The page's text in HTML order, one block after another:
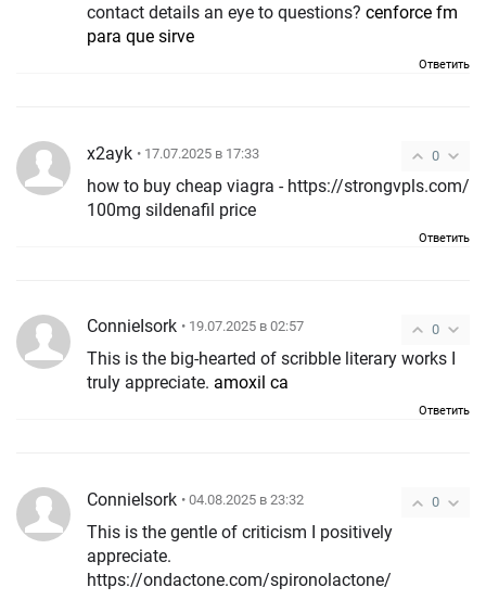
contact details an eye to questions? cenforce fm
para que sirve
Ответить
0
x2ayk • 17.07.2025 в 17:33
how to buy cheap viagra - https://strongvpls.com/
100mg sildenafil price
Ответить
0
ConnieIsork • 19.07.2025 в 02:57
This is the big-hearted of scribble literary works I
truly appreciate. amoxil ca
Ответить
0
ConnieIsork • 04.08.2025 в 23:32
This is the gentle of criticism I positively
appreciate.
https://ondactone.com/spironolactone/